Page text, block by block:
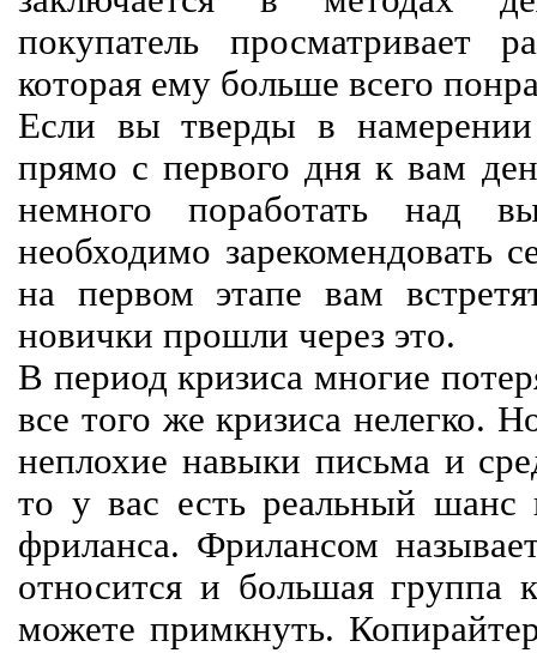
покупатель просматривает
которая ему больше всего
Если вы тверды в
прямо с первого дня к вам
немного поработать над
необходимо зарекомендовать
на первом этапе вам
новички прошли через это.
В период кризиса многие
все того же кризиса нелегко.
неплохие навыки письма и
то у вас есть реальный шанс
фриланса. Фрилансом
относится и большая группа
можете примкнуть.